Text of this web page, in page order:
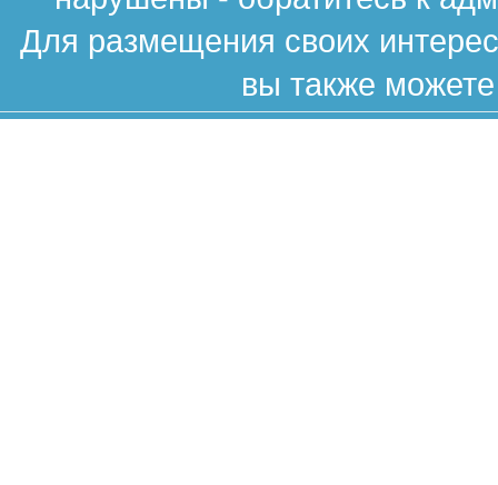
Для размещения своих
вы также